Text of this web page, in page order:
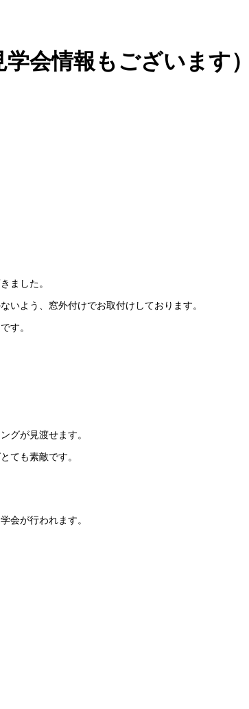
会情報もございます）
ました。
いよう、窓外付けでお取付けしております。
す。
グが見渡せます。
ても素敵です。
会が行われます。